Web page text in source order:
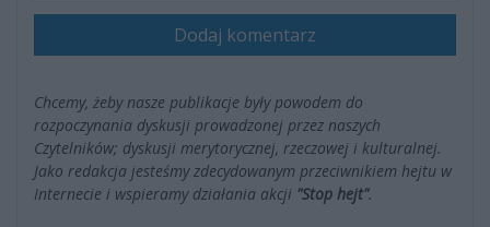
Dodaj komentarz
Chcemy, żeby nasze publikacje były powodem do
rozpoczynania dyskusji prowadzonej przez naszych
Czytelników; dyskusji merytorycznej, rzeczowej i kulturalnej.
Jako redakcja jesteśmy zdecydowanym przeciwnikiem hejtu w
Internecie i wspieramy działania akcji "Stop hejt".